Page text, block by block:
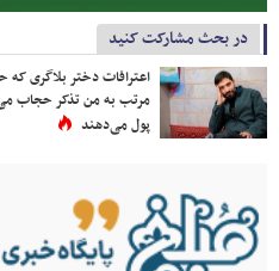
در بحث مشارکت کنید
اعترافات دختر بلاگری
مرتب به من تذکر حجاب
پول می‌دهند